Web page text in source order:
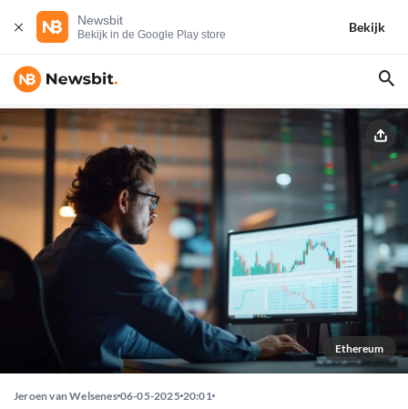
Newsbit
Bekijk in de Google Play store
Bekijk
Ethereum
Jeroen van Welsenes 06-05-2025 20:01